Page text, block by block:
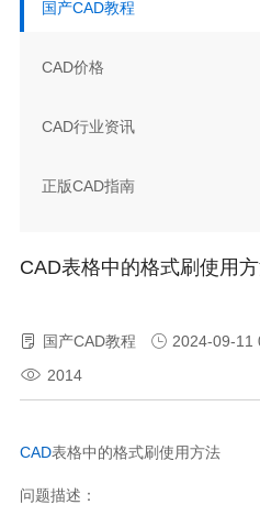
国产CAD教程
CAD价格
CAD行业资讯
正版CAD指南
CAD表格中的格式刷使用
国产CAD教程
2024-09-11
2014
CAD表格中的格式刷使用方法
问题描述：